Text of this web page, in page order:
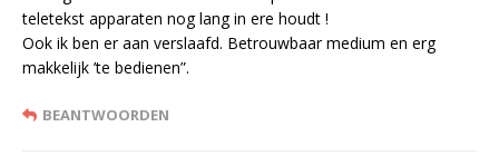
teletekst apparaten nog lang in ere houdt !
Ook ik ben er aan verslaafd. Betrouwbaar medium en erg
makkelijk ’te bedienen”.
BEANTWOORDEN